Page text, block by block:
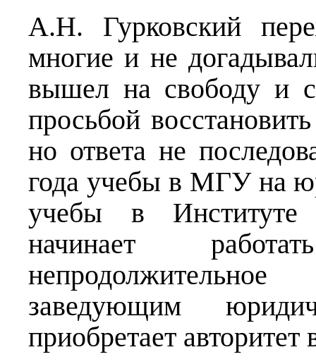
А.Н. Гурковский
многие и не
вышел на свободу и
просьбой
но ответа не
года учебы в МГУ на
учебы в Институте
начинает
заведующим
приобретает авторитет